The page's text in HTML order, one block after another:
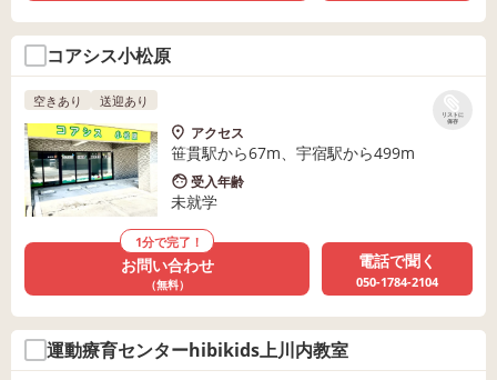
コアシス小松原
リストに
保存
空きあり 送迎あり
アクセス
笹貫駅から67m、宇宿駅から499m
受入年齢
未就学
1分で完了！
お問い合わせ
（無料）
電話で聞く
050-1784-2104
運動療育センターhibikids上川内教室